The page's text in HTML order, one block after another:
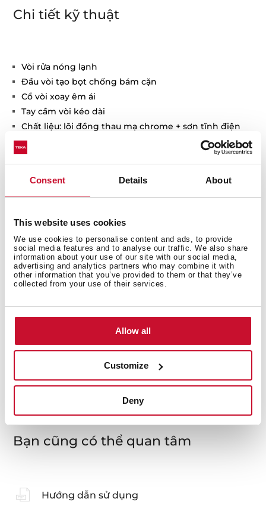
Consent Details About
This website uses cookies
We use cookies to personalise content and ads, to provide
social media features and to analyse our traffic. We also share
information about your use of our site with our social media,
advertising and analytics partners who may combine it with
other information that you’ve provided to them or that they’ve
collected from your use of their services.
Allow all
Customize
Deny
Chi tiết kỹ thuật
Vòi rửa nóng lạnh
Đầu vòi tạo bọt chống bám cặn
Cổ vòi xoay êm ái
Tay cầm vòi kéo dài
Chất liệu: lõi đồng thau mạ chrome + sơn tĩnh điện
Màu sắc: sơn tĩnh điện màu đen + chrome
Kích thước trong khoang đôi
Kích thước chung
Bạn cũng có thể quan tâm
Hướng dẫn sử dụng